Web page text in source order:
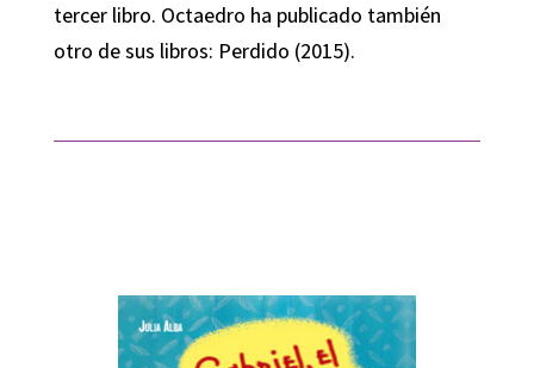
tercer libro. Octaedro ha publicado también
otro de sus libros: Perdido (2015).